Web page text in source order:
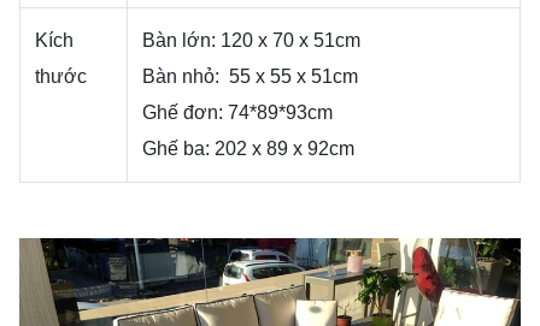
Kích
thước
Bàn lớn: 120 x 70 x 51cm
Bàn nhỏ: 55 x 55 x 51cm
Ghế đơn: 74*89*93cm
Ghế ba: 202 x 89 x 92cm